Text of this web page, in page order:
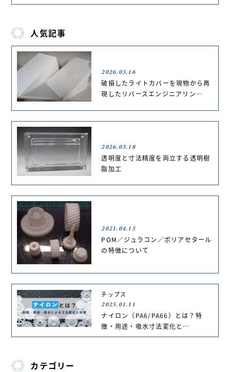
人気記事
2026.03.16
破損したライトカバーを現物から再
現したリバースエンジニアリン…
2026.03.18
透明度と寸法精度を両立する透明樹
脂加工
2021.04.15
POM／ジュラコン／ポリアセタール
の特徴について
チップス
2025.01.11
ナイロン（PA6/PA66）とは？特
徴・用途・吸水寸法変化と…
カテゴリー